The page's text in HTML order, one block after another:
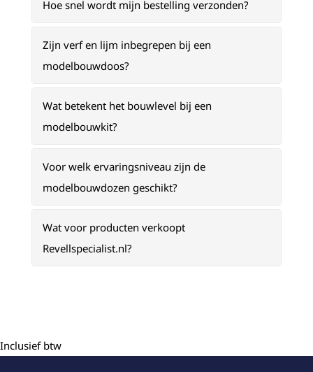
Hoe snel wordt mijn bestelling verzonden?
Zijn verf en lijm inbegrepen bij een
modelbouwdoos?
Wat betekent het bouwlevel bij een
modelbouwkit?
Voor welk ervaringsniveau zijn de
modelbouwdozen geschikt?
Wat voor producten verkoopt
Revellspecialist.nl?
Inclusief btw